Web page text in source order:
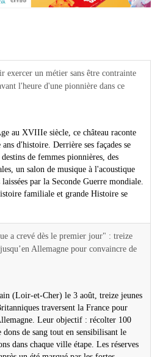
exercer un métier sans être contrainte
l'heure d'une pionnière dans ce
au XVIIIe siècle, ce château raconte
d'histoire. Derrière ses façades se
de femmes pionnières, des
un salon de musique à l'acoustique
par la Seconde Guerre mondiale.
familiale et grande Histoire se
a crevé dès le premier jour" : treize
Allemagne pour convaincre de
(Loir-et-Cher) le 3 août, treize jeunes
traversent la France pour
Leur objectif : récolter 100
dons de sang tout en sensibilisant le
dans chaque ville étape. Les réserves